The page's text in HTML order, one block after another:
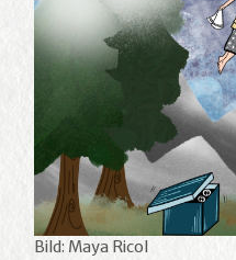
Bild: Maya Ricol